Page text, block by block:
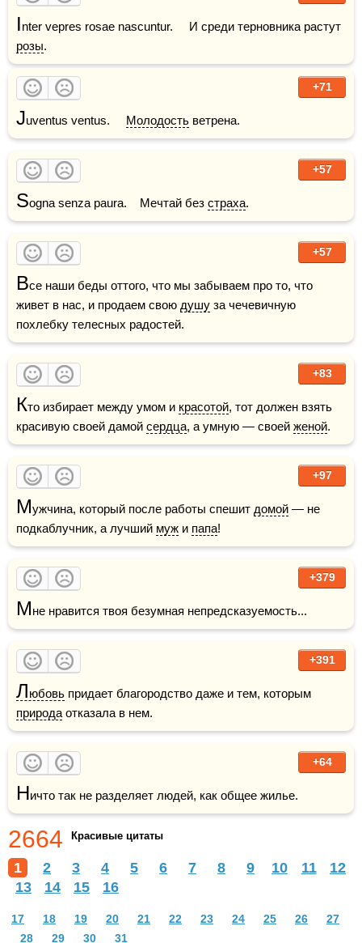
I
розы.
+71
Juventus ventus. Молодость ветрена.
+57
Sogna senza paura.    Мечтай без страха.
+57
Все наши беды оттого, что мы забываем про то, что
живет в нас, и продаем свою душу за чечевичную
похлебку телесных радостей.
+83
Кто избирает между умом и красотой, тот должен взять
красивую своей дамой сердца, а умную — своей женой.
+97
Мужчина, который после работы спешит домой — не
подкаблучник, а лучший муж и папа!
+379
Мне нравится твоя безумная непредсказуемость...
+391
Любовь
природа отказала в нем.
+64
Ничто так не разделяет людей, как общее жилье.
2664 Красивые цитаты
1 2 3 4 5 6 7 8 9 10 11
12
13
14 15 16
17 18 19 20 21 22 23 24 25 26
27
28
29 30 31